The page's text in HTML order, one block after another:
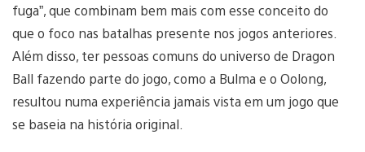
fuga”, que combinam bem mais com esse conceito do
que o foco nas batalhas presente nos jogos anteriores.
Além disso, ter pessoas comuns do universo de Dragon
Ball fazendo parte do jogo, como a Bulma e o Oolong,
resultou numa experiência jamais vista em um jogo que
se baseia na história original.